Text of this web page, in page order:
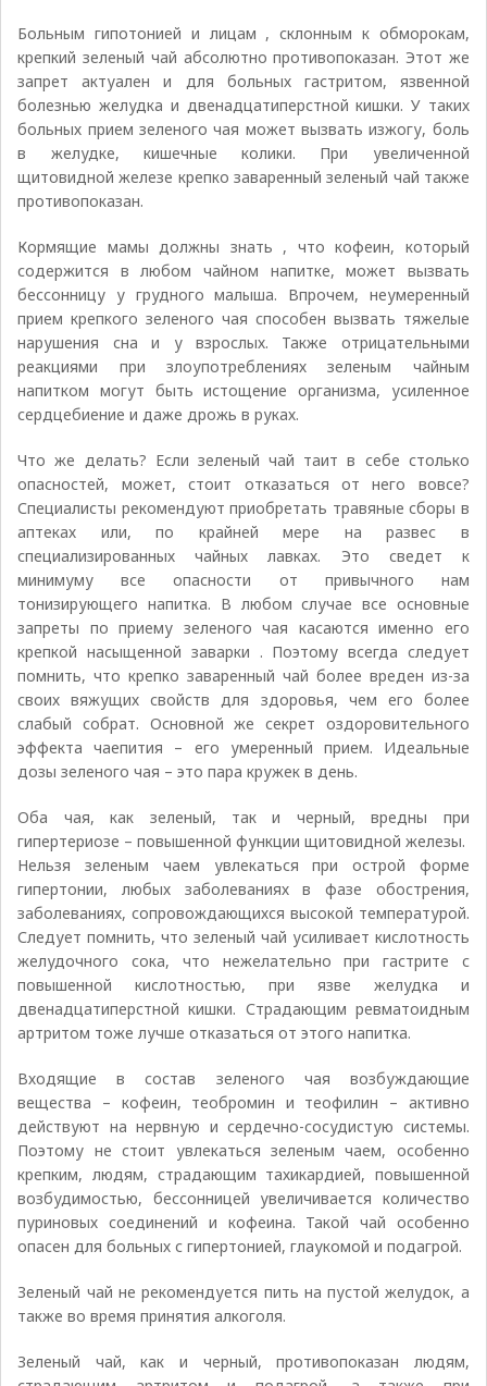
Больным гипотонией и лицам , склонным к обморокам,
крепкий зеленый чай абсолютно противопоказан. Этот же
запрет актуален и для больных гастритом, язвенной
болезнью желудка и двенадцатиперстной кишки. У таких
больных прием зеленого чая может вызвать изжогу, боль
в желудке, кишечные колики. При увеличенной
щитовидной железе крепко заваренный зеленый чай также
противопоказан.
Кормящие мамы должны знать , что кофеин, который
содержится в любом чайном напитке, может вызвать
бессонницу у грудного малыша. Впрочем, неумеренный
прием крепкого зеленого чая способен вызвать тяжелые
нарушения сна и у взрослых. Также отрицательными
реакциями при злоупотреблениях зеленым чайным
напитком могут быть истощение организма, усиленное
сердцебиение и даже дрожь в руках.
Что же делать? Если зеленый чай таит в себе столько
опасностей, может, стоит отказаться от него вовсе?
Специалисты рекомендуют приобретать травяные сборы в
аптеках или, по крайней мере на развес в
специализированных чайных лавках. Это сведет к
минимуму все опасности от привычного нам
тонизирующего напитка. В любом случае все основные
запреты по приему зеленого чая касаются именно его
крепкой насыщенной заварки . Поэтому всегда следует
помнить, что крепко заваренный чай более вреден из-за
своих вяжущих свойств для здоровья, чем его более
слабый собрат. Основной же секрет оздоровительного
эффекта чаепития – его умеренный прием. Идеальные
дозы зеленого чая – это пара кружек в день.
Оба чая, как зеленый, так и черный, вредны при
гипертериозе – повышенной функции щитовидной железы.
Нельзя зеленым чаем увлекаться при острой форме
гипертонии, любых заболеваниях в фазе обострения,
заболеваниях, сопровождающихся высокой температурой.
Следует помнить, что зеленый чай усиливает кислотность
желудочного сока, что нежелательно при гастрите с
повышенной кислотностью, при язве желудка и
двенадцатиперстной кишки. Страдающим ревматоидным
артритом тоже лучше отказаться от этого напитка.
Входящие в состав зеленого чая возбуждающие
вещества – кофеин, теобромин и теофилин – активно
действуют на нервную и сердечно-сосудистую системы.
Поэтому не стоит увлекаться зеленым чаем, особенно
крепким, людям, страдающим тахикардией, повышенной
возбудимостью, бессонницей увеличивается количество
пуриновых соединений и кофеина. Такой чай особенно
опасен для больных с гипертонией, глаукомой и подагрой.
Зеленый чай не рекомендуется пить на пустой желудок, а
также во время принятия алкоголя.
Зеленый чай, как и черный, противопоказан людям,